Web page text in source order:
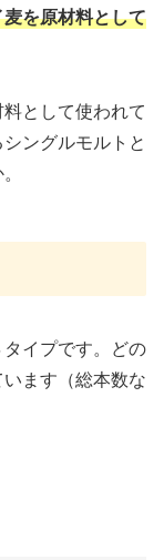
を原材料として
として使われて
ングルモルトと
イプです。どの
ます（総本数な